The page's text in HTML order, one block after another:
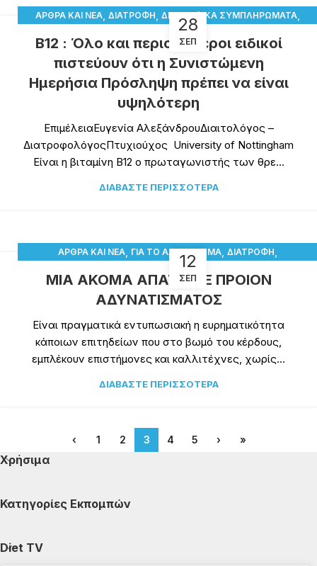
28
ΣΕΠ
ΆΡΘΡΑ ΚΑΙ ΝΈΑ, ΔΙΑΤΡΟΦΉ ΔΙΑΤΡΟΦΙΚΆ ΣΥΜΠΛΗΡΏΜΑΤΑ,
ΥΓΕΊΑ
Β12 : Όλο και περισσότεροι ειδικοί
πιστεύουν ότι η Συνιστώμενη
Ημερήσια Πρόσληψη πρέπει να είναι
υψηλότερη
ΕπιμέλειαΕυγενία ΑλεξάνδρουΔιαιτολόγος –
ΔιατροφολόγοςΠτυχιούχος University of Nottingham
Είναι η βιταμίνη Β12 ο πρωταγωνιστής των θρε...
ΔΙΑΒΆΣΤΕ ΠΕΡΙΣΣΌΤΕΡΑ
12
ΣΕΠ
ΆΡΘΡΑ ΚΑΙ ΝΈΑ, ΓΙΑ ΤΟ ΑΔΥΝΆΤΙΣΜΑ, ΔΙΑΤΡΟΦΉ
ΔΙΑΤΡΟΦΙΚΆ ΣΥΜΠΛΗΡΏΜΑΤΑ
ΜΙΑ ΑΚΟΜΑ ΑΠΑΤΗ ΜΕ ΠΡΟΙΟΝ
ΑΔΥΝΑΤΙΣΜΑΤΟΣ
Είναι πραγματικά εντυπωσιακή η ευρηματικότητα
κάποιων επιτηδείων που στο βωμό του κέρδους,
εμπλέκουν επιστήμονες και καλλιτέχνες, χωρίς...
ΔΙΑΒΆΣΤΕ ΠΕΡΙΣΣΌΤΕΡΑ
‹ 1 2 3 4 5 › »
Χρήσιμα
Κατηγορίες Εκπομπών
Diet TV